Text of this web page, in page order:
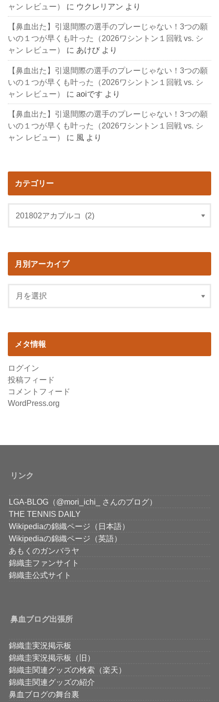
ャン レビュー） に ウクレリアン より
【鼻血出た】引退間際の選手のプレーじゃない！3つの願
いの１つが早くも叶った（2026ワシントン１回戦 vs. シ
ャン レビュー）
に あけび より
【鼻血出た】引退間際の選手のプレーじゃない！3つの願
いの１つが早くも叶った（2026ワシントン１回戦 vs. シ
ャン レビュー）
にaoiです より
【鼻血出た】引退間際の選手のプレーじゃない！3つの願
いの１つが早くも叶った（2026ワシントン１回戦 vs. シ
ャン レビュー）
に 風 より
カテゴリー
月別アーカイブ
メタ情報
ログイン
投稿フィード
コメントフィード
WordPress.org
リンク
LGA-BLOG（@mori_ichi_ さんのブログ）
THE TENNIS DAILY
Wikipediaの錦織ページ（日本語）
Wikipediaの錦織ページ（英語）
あもくのガンバラヤ
錦織圭ファンサイト
錦織圭公式サイト
鼻血ブログ出張所
錦織圭実況掲示板
錦織圭実況掲示板（旧）
錦織圭関連グッズの検索（楽天）
錦織圭関連グッズの紹介
鼻血ブログの舞台裏